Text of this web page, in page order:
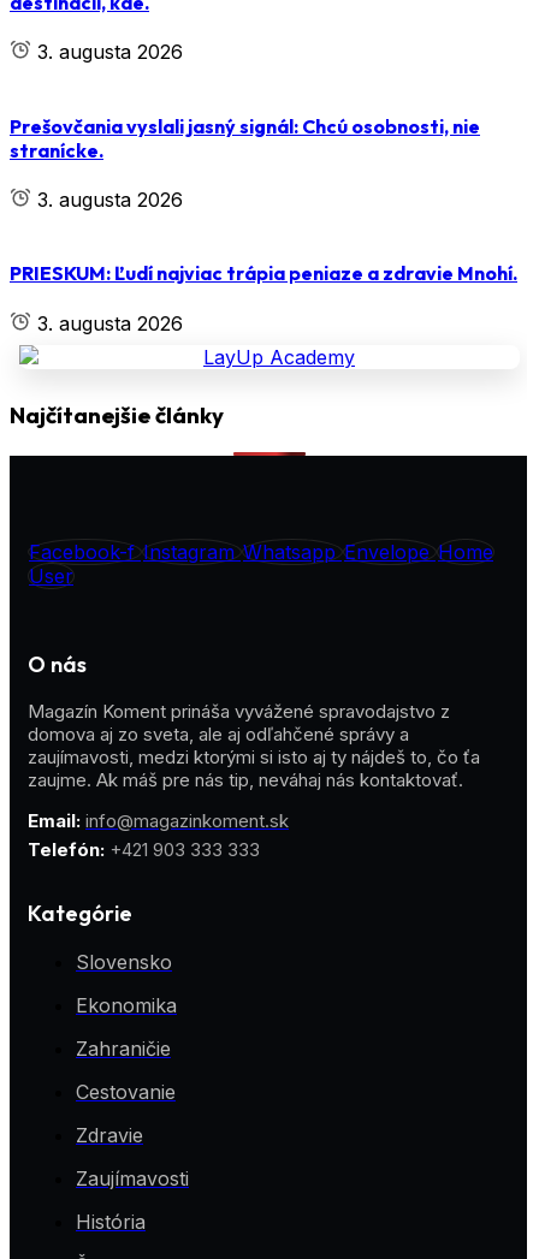
3. augusta 2026
Prešovčania vyslali jasný signál: Chcú osobnosti, nie
stranícke.
3. augusta 2026
PRIESKUM: Ľudí najviac trápia peniaze a zdravie Mnohí.
3. augusta 2026
Najčítanejšie články
Facebook-f Instagram Whatsapp Envelope Home
User
O nás
Magazín Koment prináša vyvážené spravodajstvo z
domova aj zo sveta, ale aj odľahčené správy a
zaujímavosti, medzi ktorými si isto aj ty nájdeš to, čo ťa
zaujme. Ak máš pre nás tip, neváhaj nás kontaktovať.
Email: info@magazinkoment.sk
Telefón: +421 903 333 333
Kategórie
Slovensko
Ekonomika
Zahraničie
Cestovanie
Zdravie
Zaujímavosti
História